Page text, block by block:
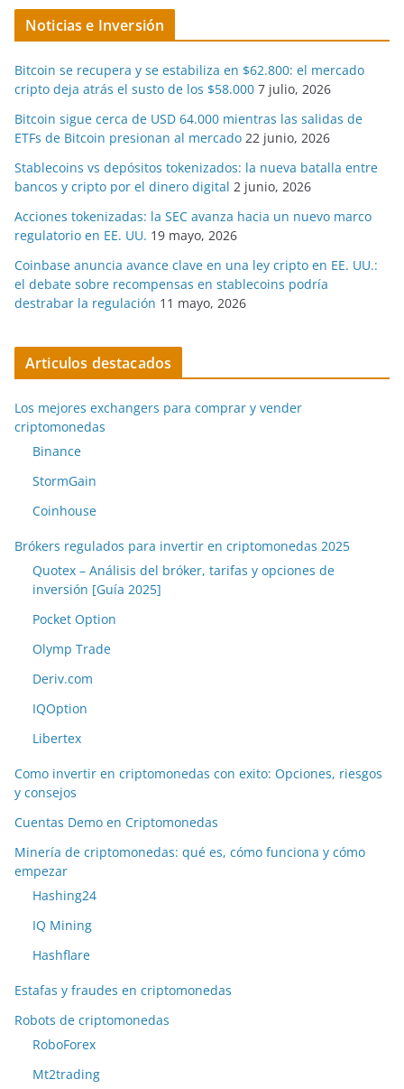
Noticias e Inversión
Bitcoin se recupera y se estabiliza en $62.800: el mercado
cripto deja atrás el susto de los $58.000 7 julio, 2026
Bitcoin sigue cerca de USD 64.000 mientras las salidas de
ETFs de Bitcoin presionan al mercado 22 junio, 2026
Stablecoins vs depósitos tokenizados: la nueva batalla entre
bancos y cripto por el dinero digital 2 junio, 2026
Acciones tokenizadas: la SEC avanza hacia un nuevo marco
regulatorio en EE. UU. 19 mayo, 2026
Coinbase anuncia avance clave en una ley cripto en EE. UU.:
el debate sobre recompensas en stablecoins podría
destrabar la regulación 11 mayo, 2026
Articulos destacados
Los mejores exchangers para comprar y vender
criptomonedas
Binance
StormGain
Coinhouse
Brókers regulados para invertir en criptomonedas 2025
Quotex – Análisis del bróker, tarifas y opciones de
inversión [Guía 2025]
Pocket Option
Olymp Trade
Deriv.com
IQOption
Libertex
Como invertir en criptomonedas con exito: Opciones, riesgos
y consejos
Cuentas Demo en Criptomonedas
Minería de criptomonedas: qué es, cómo funciona y cómo
empezar
Hashing24
IQ Mining
Hashflare
Estafas y fraudes en criptomonedas
Robots de criptomonedas
RoboForex
Mt2trading